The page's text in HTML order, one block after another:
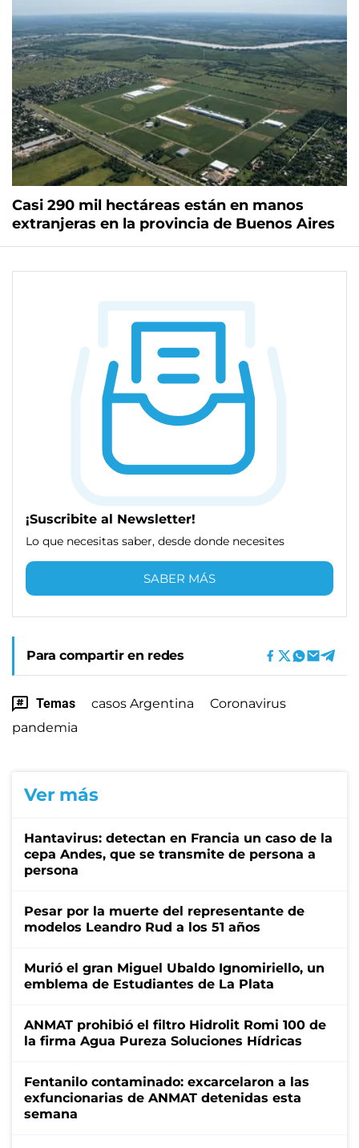
Casi 290 mil hectáreas están en manos
extranjeras en la provincia de Buenos Aires
¡Suscribite al Newsletter!
Lo que necesitas saber, desde donde necesites
SABER MÁS
Para compartir en redes
Temas casos Argentina
Coronavirus
pandemia
Ver más
Hantavirus: detectan en Francia un caso de la
cepa Andes, que se transmite de persona a
persona
Pesar por la muerte del representante de
modelos Leandro Rud a los 51 años
Murió el gran Miguel Ubaldo Ignomiriello, un
emblema de Estudiantes de La Plata
ANMAT prohibió el filtro Hidrolit Romi 100 de
la firma Agua Pureza Soluciones Hídricas
Fentanilo contaminado: excarcelaron a las
exfuncionarias de ANMAT detenidas esta
semana